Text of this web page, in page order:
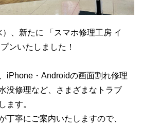
書
用情報
、新たに 「スマホ修理工房 イ
ンいたしました！
iPhone・Androidの画面割れ修理
没修理など、さまざまなトラブ
ます。
丁寧にご案内いたしますので、